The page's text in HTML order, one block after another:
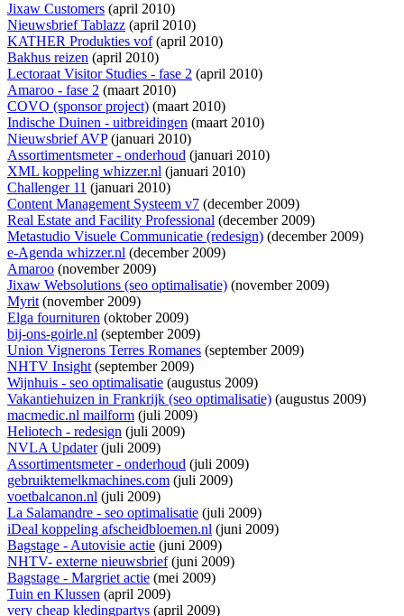
Jixaw Customers (april 2010)
Nieuwsbrief Tablazz (april 2010)
KATHER Produkties vof(april 2010)
Bakhus reizen (april 2010)
Lectoraat Visitor Studies - fase 2 (april 2010)
Amaroo - fase 2 (maart 2010)
COVO (sponsor project) (maart 2010)
Indische Duinen - uitbreidingen (maart 2010)
Nieuwsbrief AVP(januari 2010)
Assortimentsmeter - onderhoud (januari 2010)
XML koppeling whizzer.nl (januari 2010)
Challenger 11 (januari 2010)
Content Management Systeem v7 (december 2009)
Real Estate and Facility Professional (december 2009)
Metastudio Visuele Communicatie (redesign) (december 2009)
e-Agenda whizzer.nl (december 2009)
Amaroo (november 2009)
Jixaw Websolutions (seo optimalisatie) (november 2009)
Myrit(november 2009)
Elga fournituren (oktober 2009)
bij-ons-goirle.nl (september 2009)
Union Vignerons Terres Romanes (september 2009)
NHTV Insight(september 2009)
Wijnhuis - seo optimalisatie (augustus 2009)
Vakantiehuizen in Frankrijk (seo optimalisatie) (augustus 2009)
macmedic.nl mailform (juli 2009)
Heliotech - redesign (juli 2009)
NVLA Updater(juli 2009)
Assortimentsmeter - onderhoud (juli 2009)
gebruiktemelkmachines.com (juli 2009)
voetbalcanon.nl (juli 2009)
La Salamandre - seo optimalisatie (juli 2009)
iDeal koppeling afscheidbloemen.nl (juni 2009)
Bagstage - Autovisie actie (juni 2009)
NHTV- externe nieuwsbrief(juni 2009)
Bagstage - Margriet actie (mei 2009)
Tuin en Klussen (april 2009)
very cheap kledingpartys (april 2009)